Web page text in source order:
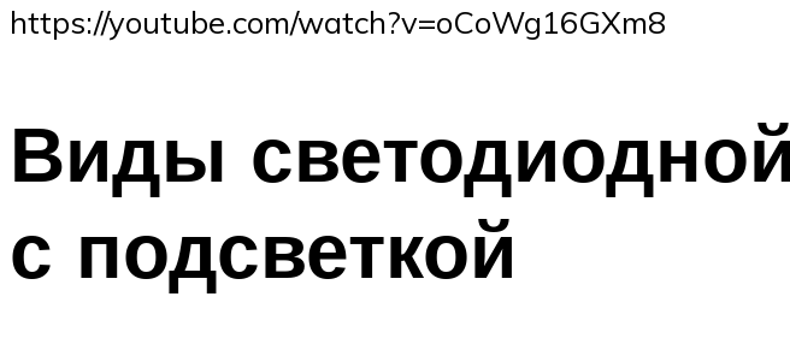
https://youtube.com/watch?v=oCoWg16GXm8
Виды
с подсветкой